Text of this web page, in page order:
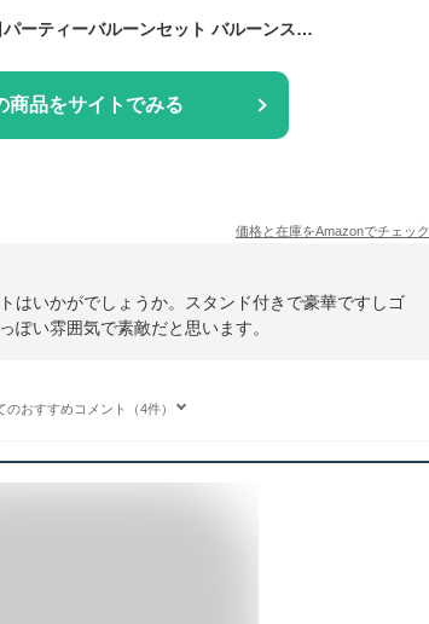
PRATYUS 風船誕生日パーティーバルーンセット バルーンスタンド バルーンホルダー HappyBirthDayガーランド 誕生日デコレーション スターライトバースデー飾り【ゴルード】
商品をサイトでみる
価格と在庫をAmazonでチェック
はいかがでしょうか。スタンド付きで豪華ですしゴ
ぽい雰囲気で素敵だと思います。
のおすすめコメント（4件）